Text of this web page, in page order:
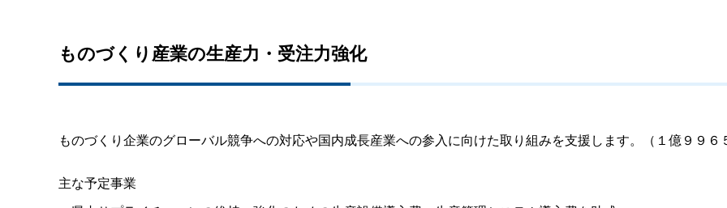
ものづくり産業の生産力・受注力強化
ものづくり企業のグローバル競争への対応や国内成長産業への参入に向けた取り組みを支援します。（１億９９６
主な予定事業